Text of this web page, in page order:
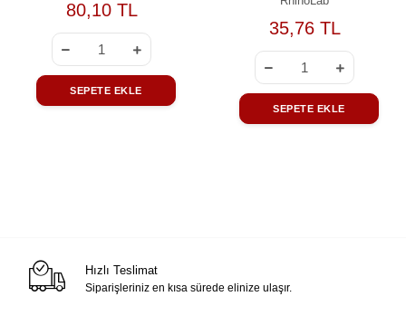
80,10 TL
SEPETE EKLE
35,76 TL
SEPETE EKLE
Hızlı Teslimat
Siparişleriniz en kısa sürede elinize ulaşır.